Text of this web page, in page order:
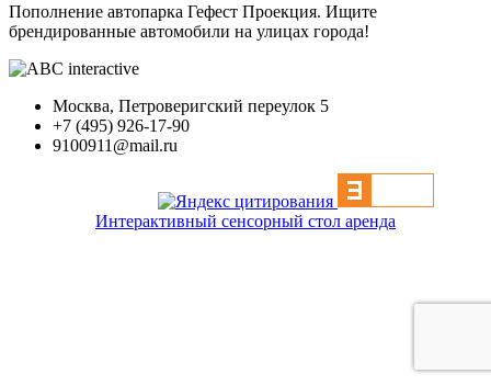
Пополнение автопарка Гефест Проекция. Ищите
брендированные автомобили на улицах города!
Москва, Петроверигский переулок 5
+7 (495) 926-17-90
9100911@mail.ru
Интерактивный сенсорный стол аренда